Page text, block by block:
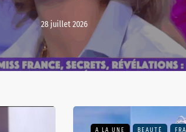
28 juillet 2026
A LA UNE BEAUTÉ